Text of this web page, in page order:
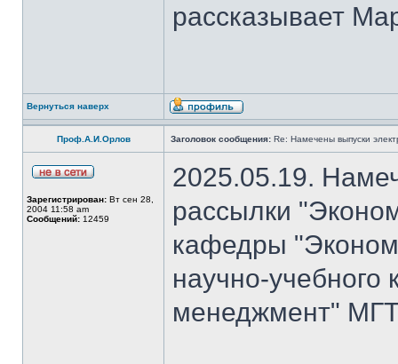
рассказывает
Вернуться наверх
Проф.А.И.Орлов Заголовок сообщения: Re: Намечены выпуски
Зарегистрирован: Вт сен 28,
2004 11:58 am
Сообщений: 12459
2025.05.19.
рассылки
кафедры
научно-
менеджмент"